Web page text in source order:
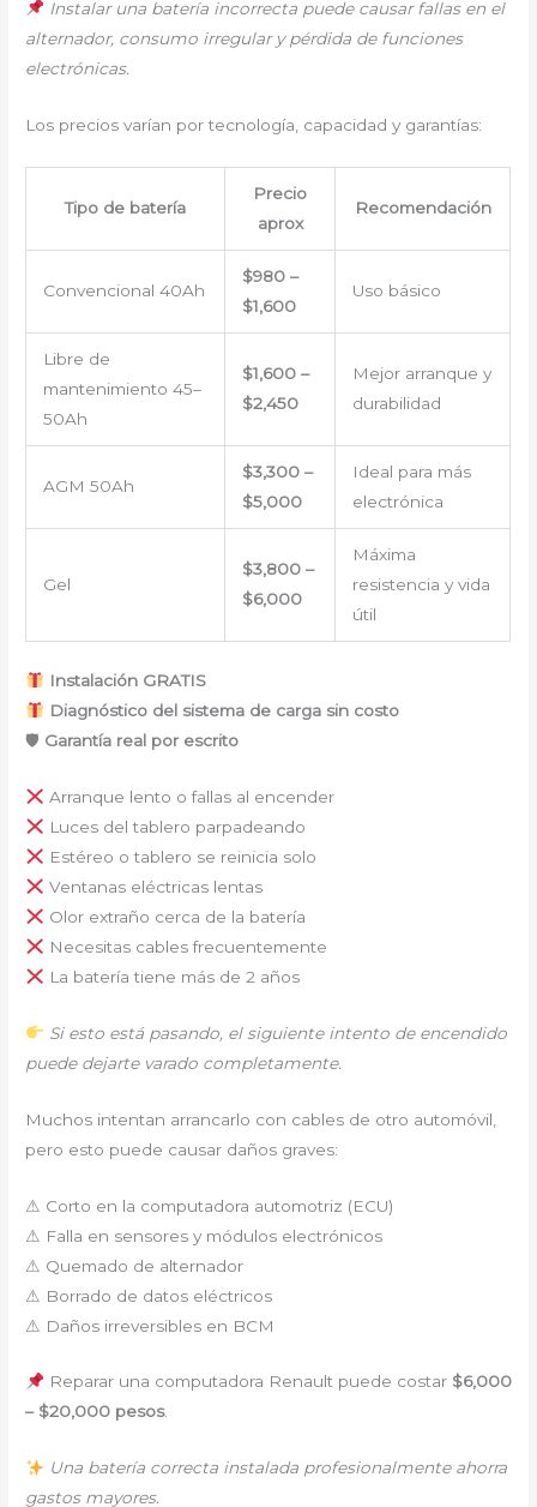
Instalar una batería incorrecta puede causar fallas en el
alternador, consumo irregular y pérdida de funciones
electrónicas.
Los precios varían por tecnología, capacidad y garantías:
Tipo de batería
Precio
aprox
Recomendación
Convencional 40Ah
$980 –
$1,600
Uso básico
Libre de
mantenimiento 45–
50Ah
$1,600 –
$2,450
Mejor arranque y
durabilidad
AGM 50Ah
$3,300 –
$5,000
Ideal para más
electrónica
Gel
$3,800 –
$6,000
Máxima
resistencia y vida
útil
Instalación GRATIS
Diagnóstico del sistema de carga sin costo
🛡 Garantía real por escrito
Arranque lento o fallas al encender
Luces del tablero parpadeando
Estéreo o tablero se reinicia solo
Ventanas eléctricas lentas
Olor extraño cerca de la batería
Necesitas cables frecuentemente
La batería tiene más de 2 años
Si esto está pasando, el siguiente intento de encendido
puede dejarte varado completamente.
Muchos intentan arrancarlo con cables de otro automóvil,
pero esto puede causar daños graves:
⚠ Corto en la computadora automotriz (ECU)
⚠ Falla en sensores y módulos electrónicos
⚠ Quemado de alternador
⚠ Borrado de datos eléctricos
⚠ Daños irreversibles en BCM
Reparar una computadora Renault puede costar $6,000
– $20,000 pesos.
Una batería correcta instalada profesionalmente ahorra
gastos mayores.